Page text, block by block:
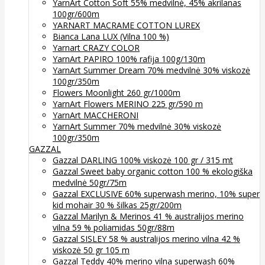
YarnArt Cotton Soft 55% medvilnė, 45% akrilanas
100gr/600m
YARNART MACRAME COTTON LUREX
Bianca Lana LUX (Vilna 100 %)
Yarnart CRAZY COLOR
YarnArt PAPIRO 100% rafija 100g/130m
YarnArt Summer Dream 70% medvilnė 30% viskozė
100gr/350m
Flowers Moonlight 260 gr/1000m
YarnArt Flowers MERINO 225 gr/590 m
YarnArt MACCHERONI
YarnArt Summer 70% medvilnė 30% viskozė
100gr/350m
GAZZAL
Gazzal DARLING 100% viskozė 100 gr / 315 mt
Gazzal Sweet baby organic cotton 100 % ekologiška
medvilnė 50gr/75m
Gazzal EXCLUSIVE 60% superwash merino, 10% super
kid mohair 30 % šilkas 25gr/200m
Gazzal Marilyn & Merinos 41 % australijos merino
vilna 59 % poliamidas 50gr/88m
Gazzal SISLEY 58 % australijos merino vilna 42 %
viskozė 50 gr 105 m
Gazzal Teddy 40% merino vilna superwash 60%